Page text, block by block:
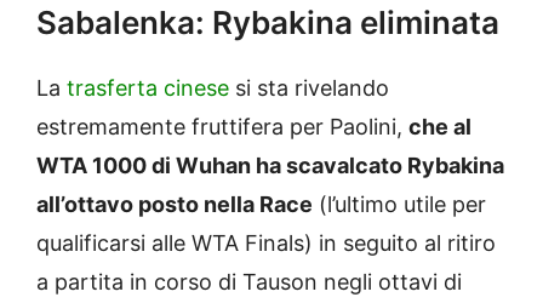
Sabalenka: Rybakina eliminata
La trasferta cinese si sta rivelando
estremamente fruttifera per Paolini, che al
WTA 1000 di Wuhan ha scavalcato Rybakina
all’ottavo posto nella Race (l’ultimo utile per
qualificarsi alle WTA Finals) in seguito al ritiro
a partita in corso di Tauson negli ottavi di